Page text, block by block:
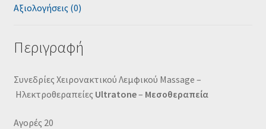
Αξιολογήσεις (0)
Περιγραφή
Συνεδρίες Χειρονακτικού Λεμφικού Massage –
Ηλεκτροθεραπείες Ultratone– Μεσοθεραπεία
Αγορές 20